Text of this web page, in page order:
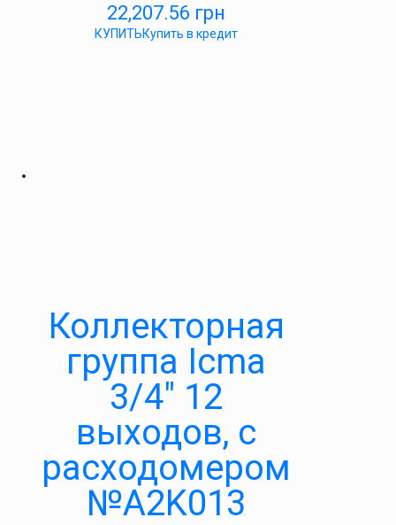
22,207.56 грн
КУПИТЬКупить в кредит
Коллекторная
группа Icma
3/4″ 12
выходов, с
расходомером
№A2K013